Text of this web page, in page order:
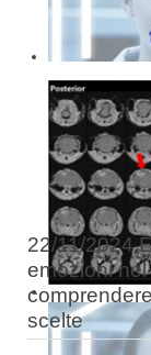
22/11/2024
emozioni
scelte